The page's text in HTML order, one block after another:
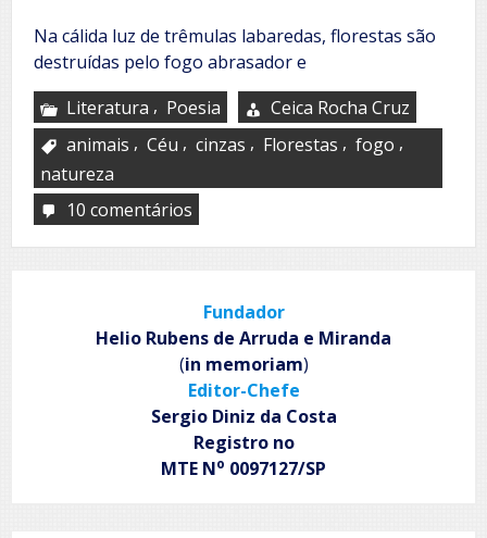
Na cálida luz de trêmulas labaredas, florestas são
destruídas pelo fogo abrasador e
Literatura , Poesia
Ceica Rocha Cruz
animais , Céu , cinzas , Florestas , fogo ,
natureza
10 comentários
Fundador
Helio Rubens de Arruda e Miranda
(in memoriam)
Editor-Chefe
Sergio Diniz da Costa
Registro no
MTE No 0097127/SP